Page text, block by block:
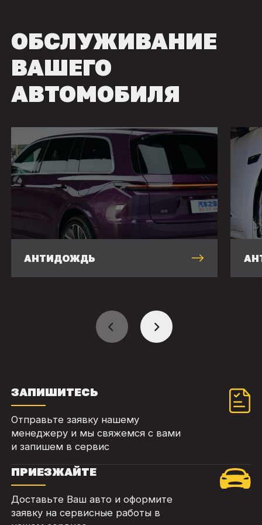
ОБСЛУЖИВАНИЕ
ВАШЕГО
АВТОМОБИЛЯ
АНТИДОЖДЬ
ЗАПИШИТЕСЬ
Отправьте заявку нашему
менеджеру и мы свяжемся с вами
и запишем в сервис
ПРИЕЗЖАЙТЕ
Доставьте Ваш авто и оформите
заявку на сервисные работы в